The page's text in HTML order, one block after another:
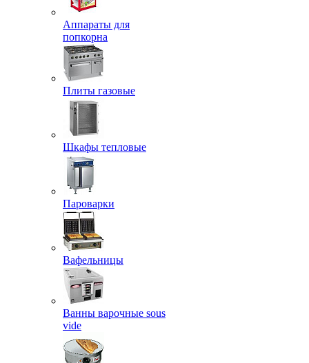
Аппараты для
попкорна
Плиты газовые
Шкафы тепловые
Пароварки
Вафельницы
Ванны варочные sous
vide